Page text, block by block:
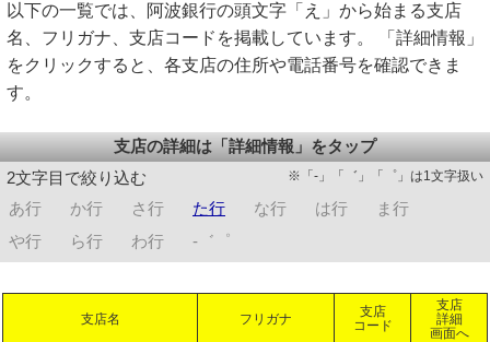
以下の一覧では、阿波銀行の頭文字「え」から始まる支店
名、フリガナ、支店コードを掲載しています。 「詳細情報」
をクリックすると、各支店の住所や電話番号を確認できま
す。
支店の詳細は「詳細情報」をタップ
2文字目で絞り込む
※「-」「゛」「゜」は1文字扱い
あ行 か行 さ行 た行 な行 は行
ま行
や行
ら行 わ行 -゛゜
支店名 フリガナ
支店
コード
支店
詳細
画面へ